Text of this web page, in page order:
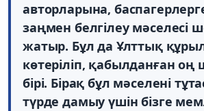
авторларына,
заңмен белгілеу мәселесі
жатыр. Бұл да Ұлттық
көтеріліп, қабылданған оң
бірі. Бірақ бұл мәселені
түрде дамыу үшін бізге